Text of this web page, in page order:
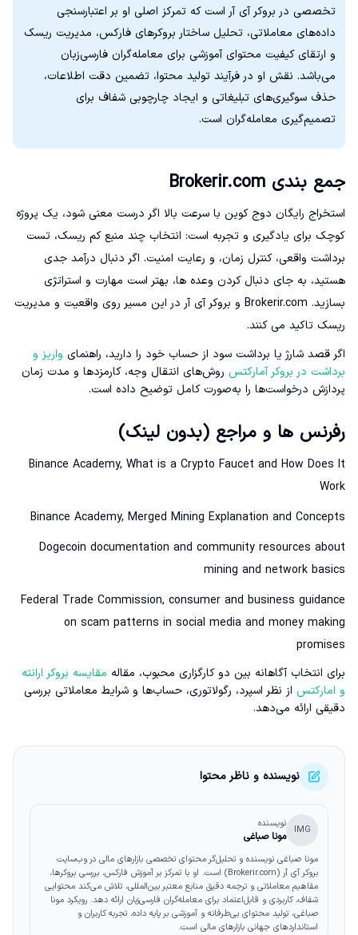
تخصصی در بروکر آی آر است که تمرکز اصلی او بر اعتبارسنجی
داده‌های معاملاتی، تحلیل ساختار بروکرهای فارکس، مدیریت ریسک
و ارتقای کیفیت محتوای آموزشی برای معامله‌گران فارسی‌زبان
می‌باشد. نقش او در فرآیند تولید محتوا، تضمین دقت اطلاعات،
حذف سوگیری‌های تبلیغاتی و ایجاد چارچوبی شفاف برای
تصمیم‌گیری معامله‌گران است.
جمع بندی Brokerir.com
استخراج رایگان دوج کوین با سرعت بالا اگر درست معنی شود، یک پروژه
کوچک برای یادگیری و تجربه است: انتخاب چند منبع کم ریسک، تست
برداشت واقعی، کنترل زمان، و رعایت امنیت. اگر دنبال درآمد جدی
هستید، به جای دنبال کردن وعده ها، بهتر است مهارت و استراتژی
بسازید. Brokerir.com و بروکر آی آر در این مسیر روی واقعیت و مدیریت
ریسک تاکید می کنند.
اگر قصد شارژ یا برداشت سود از حساب خود را دارید، راهنمای واریز و
برداشت در بروکر آمارکتس روش‌های انتقال وجه، کارمزدها و مدت زمان
پردازش درخواست‌ها را به‌صورت کامل توضیح داده است.
رفرنس ها و مراجع (بدون لینک)
Binance Academy, What is a Crypto Faucet and How Does It
Work
Binance Academy, Merged Mining Explanation and Concepts
Dogecoin documentation and community resources about
mining and network basics
Federal Trade Commission, consumer and business guidance
on scam patterns in social media and money making
promises
برای انتخاب آگاهانه بین دو کارگزاری محبوب، مقاله مقایسه بروکر ارانته
و امارکتس از نظر اسپرد، رگولاتوری، حساب‌ها و شرایط معاملاتی بررسی
دقیقی ارائه می‌دهد.
نویسنده و ناظر محتوا
IMG نویسنده
مونا صباغی
مونا صباغی نویسنده و تحلیل‌گر محتوای تخصصی بازارهای مالی در وب‌سایت
بروکر آی آر (Brokerir.com) است. او با تمرکز بر آموزش فارکس، بررسی بروکرها،
مفاهیم معاملاتی و ترجمه دقیق منابع معتبر بین‌المللی، تلاش می‌کند محتوایی
شفاف، کاربردی و قابل‌اعتماد برای معامله‌گران فارسی‌زبان ارائه دهد. رویکرد مونا
صباغی، تولید محتوای بی‌طرفانه و آموزشی بر پایه داده، تجربه کاربران و
استانداردهای جهانی بازارهای مالی است.